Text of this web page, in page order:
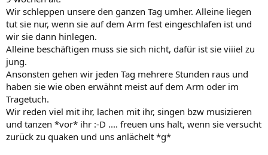
Wir schleppen unsere den ganzen Tag umher. Alleine liegen
tut sie nur, wenn sie auf dem Arm fest eingeschlafen ist und
wir sie dann hinlegen.
Alleine beschäftigen muss sie sich nicht, dafür ist sie viiiel zu
jung.
Ansonsten gehen wir jeden Tag mehrere Stunden raus und
haben sie wie oben erwähnt meist auf dem Arm oder im
Tragetuch.
Wir reden viel mit ihr, lachen mit ihr, singen bzw musizieren
und tanzen *vor* ihr :-D .... freuen uns halt, wenn sie versucht
zurück zu quaken und uns anlächelt *g*